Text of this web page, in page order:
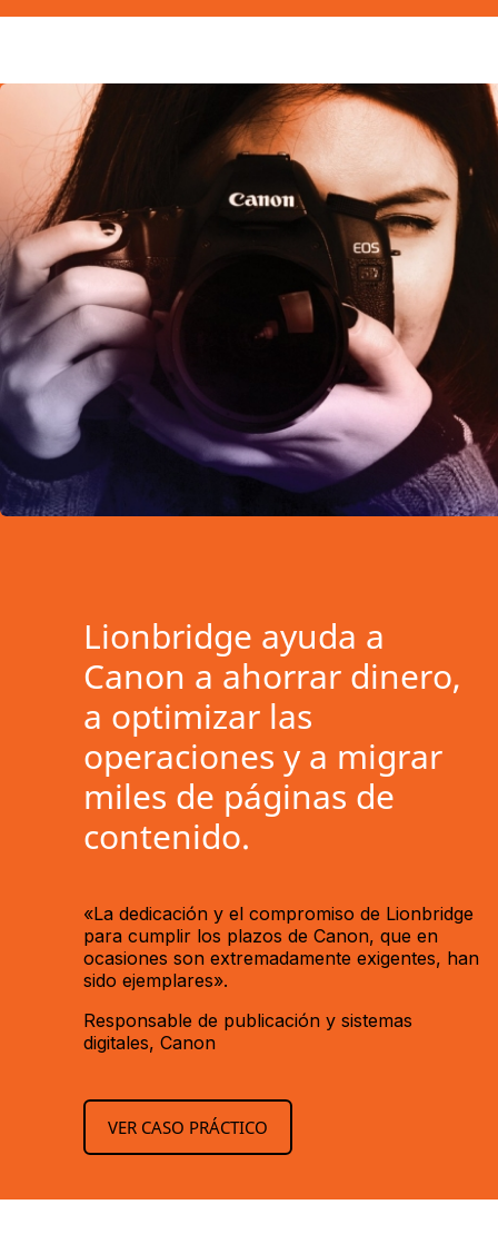
Lionbridge ayuda a
Canon a ahorrar dinero,
a optimizar las
operaciones y a migrar
miles de páginas de
contenido.
«La dedicación y el compromiso de Lionbridge
para cumplir los plazos de Canon, que en
ocasiones son extremadamente exigentes, han
sido ejemplares».
Responsable de publicación y sistemas
digitales, Canon
VER CASO PRÁCTICO